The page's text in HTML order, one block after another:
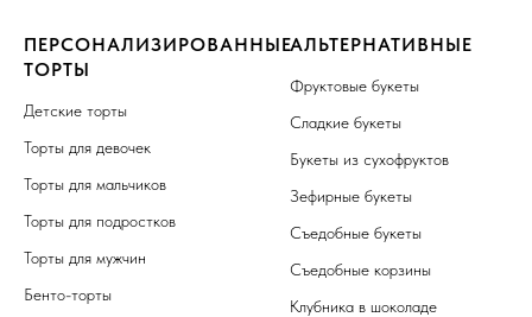
ПЕРСОНАЛИЗИРОВАННЫЕ
ТОРТЫ
Детские торты
Торты для девочек
Торты для мальчиков
Торты для подростков
Торты для мужчин
Бенто-торты
АЛЬТЕРНАТИВНЫЕ
Фруктовые букеты
Сладкие букеты
Букеты из сухофруктов
Зефирные букеты
Съедобные букеты
Съедобные корзины
Клубника в шоколаде